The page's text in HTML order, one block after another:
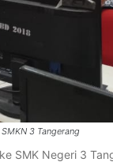
3 Tangerang
SMK Negeri 3